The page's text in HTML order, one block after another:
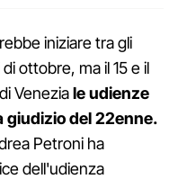
iniziare tra gli
ottobre, ma il 15 e il
Veneziale udienze
giudizio del 22enne.
Petroni ha
dell'udienza